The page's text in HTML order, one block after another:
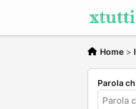
Home >
Parola